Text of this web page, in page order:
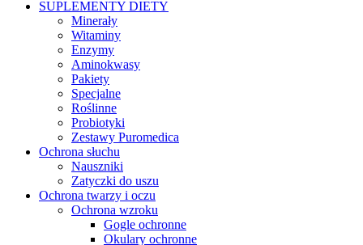
SUPLEMENTY DIETY
Minerały
Witaminy
Enzymy
Aminokwasy
Pakiety
Specjalne
Roślinne
Probiotyki
Zestawy Puromedica
Ochrona słuchu
Nauszniki
Zatyczki do uszu
Ochrona twarzy i oczu
Ochrona wzroku
Gogle ochronne
Okulary ochronne